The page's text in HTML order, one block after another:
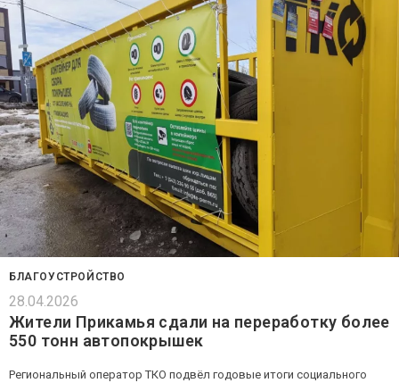
БЛАГОУСТРОЙСТВО
28.04.2026
Жители Прикамья сдали на переработку более
550 тонн автопокрышек
Региональный оператор ТКО подвёл годовые итоги социального